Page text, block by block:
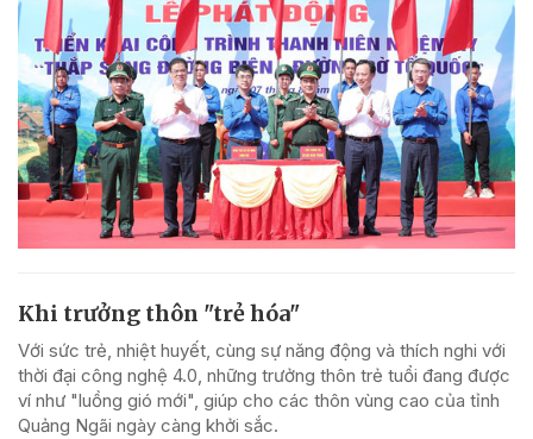
Khi trưởng thôn "trẻ hóa"
Với sức trẻ, nhiệt huyết, cùng sự năng động và thích nghi với
thời đại công nghệ 4.0, những trưởng thôn trẻ tuổi đang được
ví như "luồng gió mới", giúp cho các thôn vùng cao của tỉnh
Quảng Ngãi ngày càng khởi sắc.